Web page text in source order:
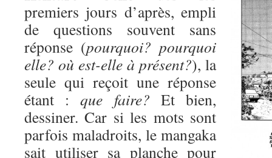
premiers jours d’après, empli
de questions souvent sans
réponse (pourquoi? pourquoi
elle? où est-elle à présent?), la
seule qui reçoit une réponse
étant :que faire? Et bien,
dessiner. Car si les mots sont
parfois maladroits, le mangaka
sait utiliser sa planche pour